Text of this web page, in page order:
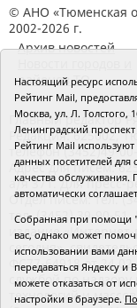
© АНО «Тюменская
2002-2026 г.
Архив новостей
районов ТО
Главный редактор
Редакция: 625002,
телефон (3452)49-
Адрес для писем:
а/я 371. Для пресс-
Отдел писем: тел.
тел. (3452) 39-90-
издание
сегодня»,
ФС77-64918 от
службой по
технологий и
Настоящий ресурс
Рейтинг Mail,
Москва, ул. Л.
Ленинградский
Рейтинг Mail
данных посетителей
качества
автоматически
Собранная при помощи
вас, однако может
использовании вами
передаваться Яндексу и
можете отказаться от
настройки в браузере.